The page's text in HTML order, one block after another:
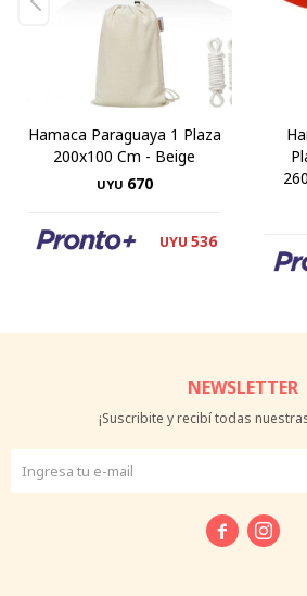
Hamaca Paraguaya 1 Plaza
200x100 Cm - Beige
UYU 670
UYU 536
NEWSLETTER
¡Suscribite y recibí todas
 